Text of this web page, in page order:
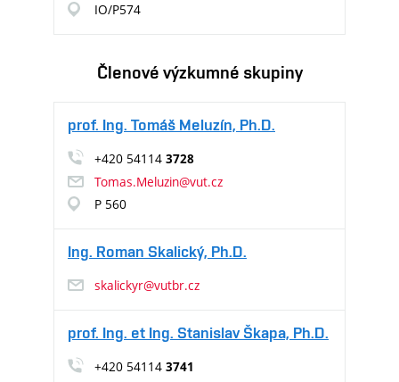
IO/P574
Členové výzkumné skupiny
prof. Ing. Tomáš Meluzín, Ph.D.
+420 54114 3728
Tomas.Meluzin@vut.cz
P 560
Ing. Roman Skalický, Ph.D.
skalickyr@vutbr.cz
prof. Ing. et Ing. Stanislav Škapa, Ph.D.
+420 54114 3741